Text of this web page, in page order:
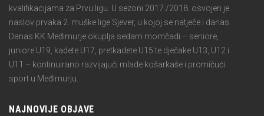
kvalifikacijama za Prvu ligu. U sezoni 2017./2018. osvojen je
naslov prvaka 2. muške lige Sjever, u kojoj se natječe i danas.
Danas KK Međimurje okuplja sedam momčadi – seniore,
juniore U19, kadete U17, pretkadete U15 te dječake U13, U12 i
U11 – kontinuirano razvijajući mlade košarkaše i promičući
sport u Međimurju.
NAJNOVIJE OBJAVE